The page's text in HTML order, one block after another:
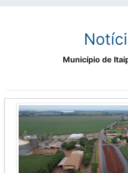
Município de